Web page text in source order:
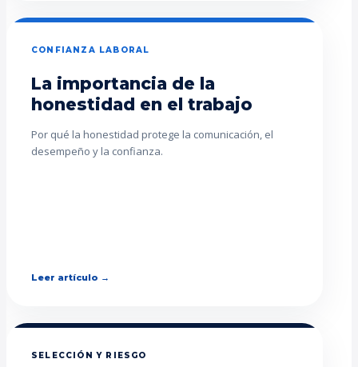
CONFIANZA LABORAL
La importancia de la
honestidad en el trabajo
Por qué la honestidad protege la comunicación, el
desempeño y la confianza.
Leer artículo →
SELECCIÓN Y RIESGO